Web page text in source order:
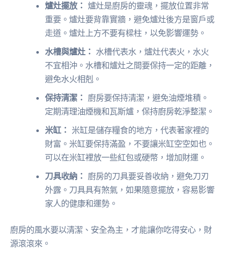
爐灶擺放： 爐灶是廚房的靈魂，擺放位置非常
重要。爐灶要背靠實牆，避免爐灶後方是窗戶或
走道。爐灶上方不要有樑柱，以免影響運勢。
水槽與爐灶： 水槽代表水，爐灶代表火，水火
不宜相沖。水槽和爐灶之間要保持一定的距離，
避免水火相剋。
保持清潔： 廚房要保持清潔，避免油煙堆積。
定期清理油煙機和瓦斯爐，保持廚房乾淨整潔。
米缸： 米缸是儲存糧食的地方，代表著家裡的
財富。米缸要保持滿盈，不要讓米缸空空如也。
可以在米缸裡放一些紅包或硬幣，增加財運。
刀具收納： 廚房的刀具要妥善收納，避免刀刃
外露。刀具具有煞氣，如果隨意擺放，容易影響
家人的健康和運勢。
廚房的風水要以清潔、安全為主，才能讓你吃得安心，財
源滾滾來。